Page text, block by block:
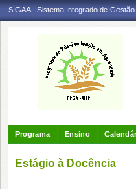
SIGAA - Sistema Integrado de
Programa Ensino
Estágio à Docência